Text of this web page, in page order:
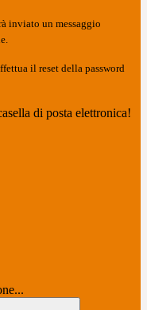
inviato un messaggio
il reset della password
di posta elettronica!